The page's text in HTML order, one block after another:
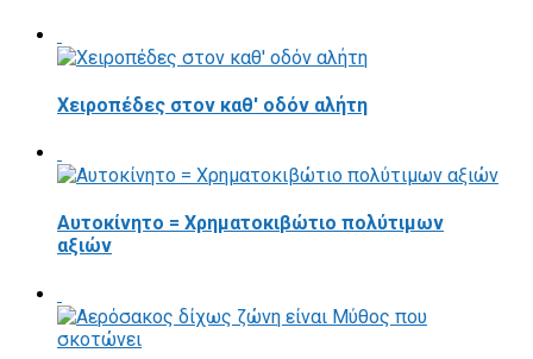
Χειροπέδες στον καθ' οδόν αλήτη
Αυτοκίνητο = Χρηματοκιβώτιο πολύτιμων
αξιών